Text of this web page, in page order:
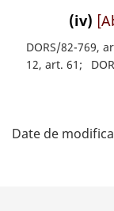
(iv)
DORS/82-769,
12, art. 61
é
Date de